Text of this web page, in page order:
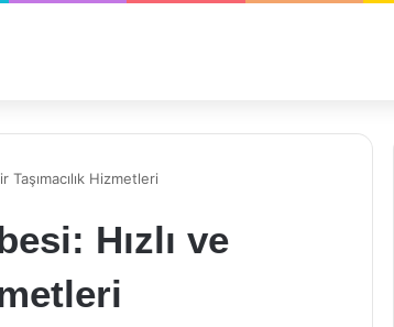
Hizmetleri
Hızlı ve